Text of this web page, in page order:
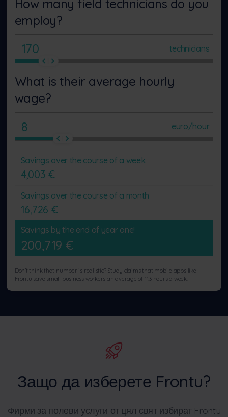
How many field technicians do you
employ?
technicians
What is their average hourly
wage?
euro/hour
Savings over the course of a week
4,003 €
Savings over the course of a month
16,726 €
Savings by the end of year one!
200,719 €
Don’t think that number is realistic? Study claims that mobile apps like
Frontu save small business workers an average of 11.3 hours a week.
Защо да изберете Frontu?
Фирми за полеви услуги от цял свят избират Frontu